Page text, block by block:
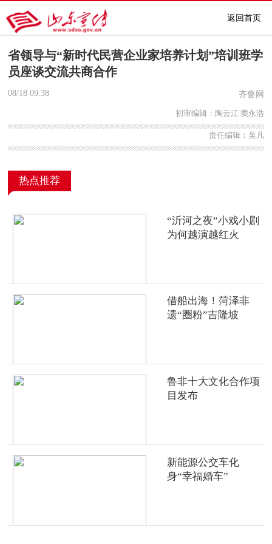
返回首页
省领导与“新时代民营企业家培养计划”培训班学
员座谈交流共商合作
08/18 09:38 齐鲁网
初审编辑：陶云江 窦永浩
责任编辑：吴凡
热点推荐
“沂河之夜”小戏小剧
为何越演越红火
借船出海！菏泽非
遗“圈粉”吉隆坡
鲁非十大文化合作项
目发布
新能源公交车化
身“幸福婚车”